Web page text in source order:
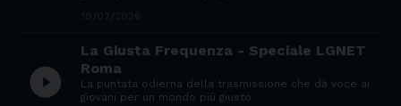
play_circle_filled
La Giusta Frequenza - Speciale LGNET
Roma
La puntata odierna della trasmissione che dà voce ai
giovani per un mondo più giusto